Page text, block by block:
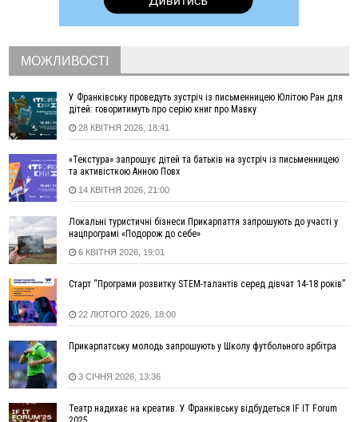
16:42
Поблизу Франківська п'яний на Chevrolet втікав від поліції
16:27
На Прикарпатті триває декларування вогнепальної зброї:
уже зареєстровано 282 одиниці
15:58
Понад 9 тис. прикарпатських вступників отримали
рекомендації до зарахування на бакалаврат у ВНЗ
15:02
ФОТО У Старуні відбулася Патріарша проща
14:35
Не знає англійську на достатньому рівні. Франківець Лев
Кишакевич не зможе стати суддею Міжнародного
кримінального суду
14:14
У Ворохті проведуть Кубок ФЛСУ зі стрибків на лижах,
пам'яті оборонця Богдана Бухонка
13:30
ФОТО
На Калущині розшукали чоловіка, який три дні
блукав у лісі
13:14
Боднар розповів про реакцію влади Польщі на атаки на
українців та про зміни після 23 серпня
12:31
ВІДЕО "Едельвейси" щемливо привітали рідну Коломию з
Днем міста
11:55
Вчора у Франківську, Коломиї, Долині та Яремче
зафіксували рекордну спеку
МОЖЛИВОСТІ
У Франківську проведуть зустріч із письменницею Юлітою Ран для
дітей: говоритимуть про серію книг про Мавку
28 КВІТНЯ 2026, 18:41
«Текстура» запрошує дітей та батьків на зустріч із письменницею
та активісткою Анною Повх
14 КВІТНЯ 2026, 21:00
Локальні туристичні бізнеси Прикарпаття запрошують до участі у
нацпрограмі «Подорож до себе»
6 КВІТНЯ 2026, 19:01
Старт “Програми розвитку STEM-талантів серед дівчат 14-18 років”
22 ЛЮТОГО 2026, 18:00
Прикарпатську молодь запрошують у Школу футбольного арбітра
3 СІЧНЯ 2026, 13:36
Театр надихає на креатив. У Франківську відбудеться IF IT Forum